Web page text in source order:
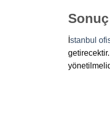
Sonuç
stanbul